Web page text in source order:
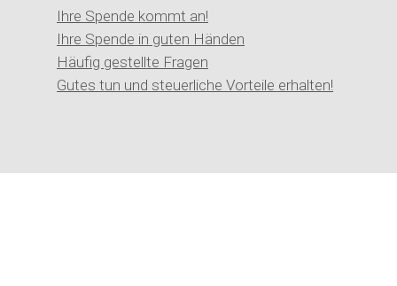
Ihre Spende kommt an!
Ihre Spende in guten Händen
Häufig gestellte Fragen
Gutes tun und steuerliche Vorteile erhalten!